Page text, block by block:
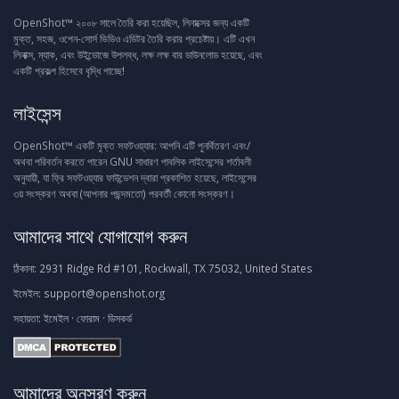
OpenShot™ ২০০৮ সালে তৈরি করা হয়েছিল, লিনাক্সের জন্য একটি
মুক্ত, সহজ, ওপেন-সোর্স ভিডিও এডিটর তৈরি করার প্রচেষ্টায়। এটি এখন
লিনাক্স, ম্যাক, এবং উইন্ডোজে উপলব্ধ, লক্ষ লক্ষ বার ডাউনলোড হয়েছে, এবং
একটি প্রকল্প হিসেবে বৃদ্ধি পাচ্ছে!
লাইসেন্স
OpenShot™ একটি মুক্ত সফটওয়্যার: আপনি এটি পুনর্বিতরণ এবং/
অথবা পরিবর্তন করতে পারেন GNU সাধারণ পাবলিক লাইসেন্সের শর্তাবলী
অনুযায়ী, যা ফ্রি সফটওয়্যার ফাউন্ডেশন দ্বারা প্রকাশিত হয়েছে, লাইসেন্সের
৩য় সংস্করণ অথবা (আপনার পছন্দমতো) পরবর্তী কোনো সংস্করণ।
আমাদের সাথে যোগাযোগ করুন
ঠিকানা: 2931 Ridge Rd #101, Rockwall, TX 75032, United States
ইমেইল: support@openshot.org
সহায়তা: ইমেইল · ফোরাম · ডিসকর্ড
আমাদের অনুসরণ করুন